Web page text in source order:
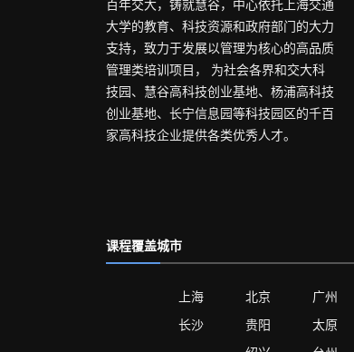
百年交大，铸就慧谷，中心依托上海交通
大学的教育、科技资源和政府部门的大力
支持，致力于发展以管理为核心的高品质
管理类培训项目， 为社会各界和交大科
技园、慧谷高科技创业基地、杨浦高科技
创业基地、长宁信息园等科技园区的千百
家高科技企业提供各类优秀人才。
课程覆盖城市
上海 北京 广州
长沙
贵阳 太原